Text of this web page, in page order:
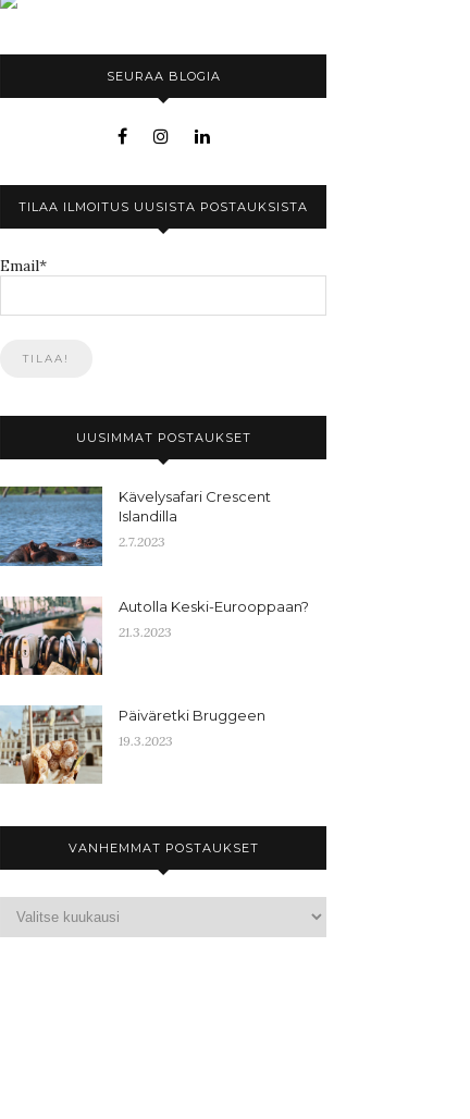
SEURAA BLOGIA
TILAA ILMOITUS UUSISTA POSTAUKSISTA
Email*
UUSIMMAT POSTAUKSET
Kävelysafari Crescent
Islandilla
2.7.2023
Autolla Keski-Eurooppaan?
21.3.2023
Päiväretki Bruggeen
19.3.2023
VANHEMMAT POSTAUKSET